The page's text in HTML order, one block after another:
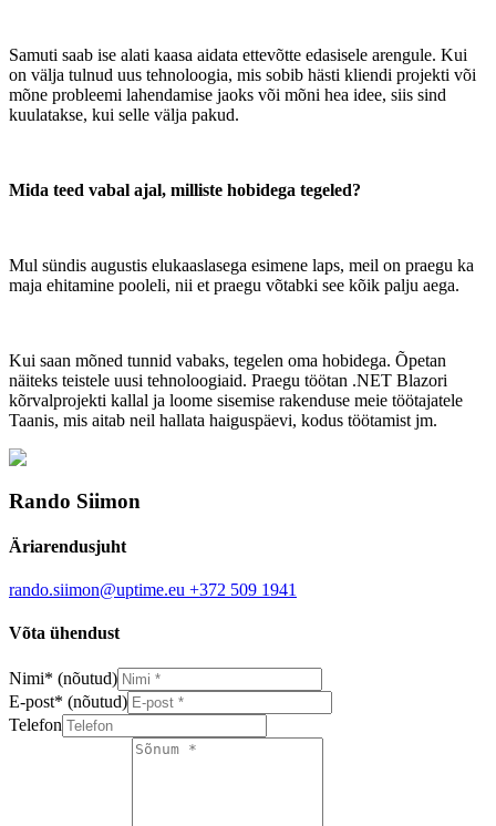
Samuti saab ise alati kaasa aidata ettevõtte edasisele arengule. Kui
on välja tulnud uus tehnoloogia, mis sobib hästi kliendi projekti või
mõne probleemi lahendamise jaoks või mõni hea idee, siis sind
kuulatakse, kui selle välja pakud.
Mida teed vabal ajal, milliste hobidega tegeled?
Mul sündis augustis elukaaslasega esimene laps, meil on praegu ka
maja ehitamine pooleli, nii et praegu võtabki see kõik palju aega.
Kui saan mõned tunnid vabaks, tegelen oma hobidega. Õpetan
näiteks teistele uusi tehnoloogiaid. Praegu töötan .NET Blazori
kõrvalprojekti kallal ja loome sisemise rakenduse meie töötajatele
Taanis, mis aitab neil hallata haiguspäevi, kodus töötamist jm.
Rando Siimon
Äriarendusjuht
rando.siimon@uptime.eu +372 509 1941
Võta ühendust
Nimi* (nõutud)
E-post* (nõutud)
Telefon